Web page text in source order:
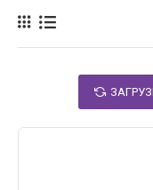
Сделать свой
В данном
стандартную